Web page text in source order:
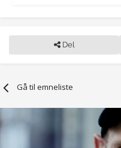
Del
Gå til emneliste